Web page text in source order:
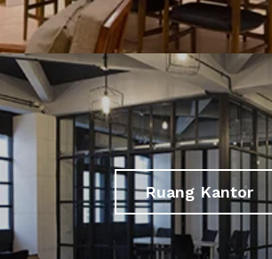
Ruang Kantor